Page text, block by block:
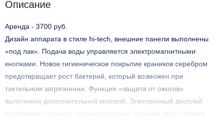
Описание
Аренда - 3700 руб.
Дизайн аппарата в стиле hi-tech, внешние панели выполнены
«под лак». Подача воды управляется электромагнитными
кнопками. Новое гигиеническое покрытие краников серебром
предотвращает рост бактерий, который возможен при
тактильном загрязнении. Функция «защита от ожогов»
выполнена дополнительной кнопкой. Электронный дисплей
отображает процесс подачи холодной, горячей воды. Нажим